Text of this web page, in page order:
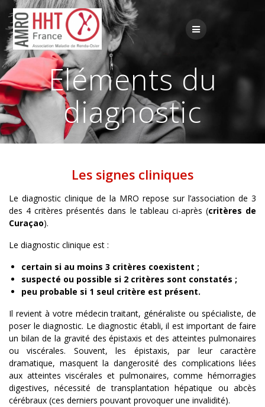
Passer
au
contenu
Eléments du
diagnostic
Les signes cliniques
Le diagnostic clinique de la MRO repose sur l’association de 3
des 4 critères présentés dans le tableau ci-après (critères de
Curaçao).
Le diagnostic clinique est :
certain si au moins 3 critères coexistent ;
suspecté ou possible si 2 critères sont constatés ;
peu probable si 1 seul critère est présent.
Il revient à votre médecin traitant, généraliste ou spécialiste, de
poser le diagnostic. Le diagnostic établi, il est important de faire
un bilan de la gravité des épistaxis et des atteintes pulmonaires
ou viscérales. Souvent, les épistaxis, par leur caractère
dramatique, masquent la dangerosité des complications liées
aux atteintes viscérales et pulmonaires, comme hémorragies
digestives, nécessité de transplantation hépatique ou abcès
cérébraux (ces derniers pouvant provoquer une invalidité).